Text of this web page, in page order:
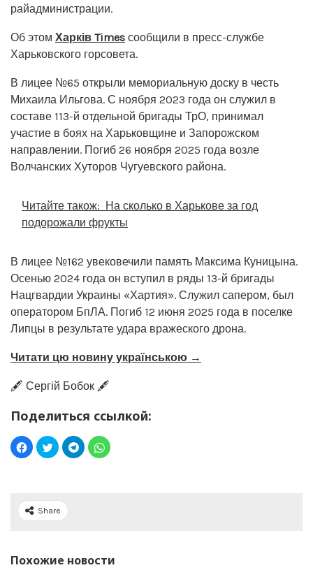
райадминистрации.
Об этом Харків Times сообщили в пресс-службе
Харьковского горсовета.
В лицее №65 открыли мемориальную доску в честь
Михаила Ильгова. С ноября 2023 года он служил в
составе 113-й отдельной бригады ТрО, принимал
участие в боях на Харьковщине и Запорожском
направлении. Погиб 26 ноября 2025 года возле
Волчанских Хуторов Чугуевского района.
Читайте також: На сколько в Харькове за год
подорожали фрукты
В лицее №162 увековечили память Максима Куницына.
Осенью 2024 года он вступил в ряды 13-й бригады
Нацгвардии Украины «Хартия». Служил сапером, был
оператором БпЛА. Погиб 12 июня 2025 года в поселке
Липцы в результате удара вражеского дрона.
Читати цю новину українською →
🖋️ Сергій Бобок 🖋️
Поделиться ссылкой:
Share
Похожие новости